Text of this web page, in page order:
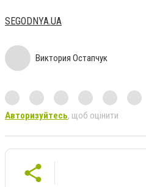
SEGODNYA.UA
Виктория Остапчук
Авторизуйтесь, щоб оцінити